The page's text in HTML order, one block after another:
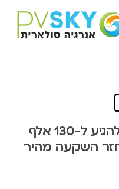
משרד האנרגיה רוצה להגיע ל-130 אלף
השקעה מהיר